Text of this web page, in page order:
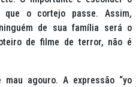
o cortejo passe. Assim,
de sua família será o
de filme de terror, não é
agouro. A expressão “yo